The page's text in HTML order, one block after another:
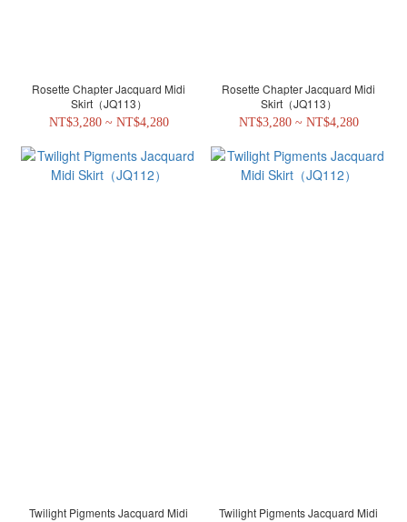
Rosette Chapter Jacquard Midi
Skirt（JQ113）
NT$3,280 ~ NT$4,280
Rosette Chapter Jacquard Midi
Skirt（JQ113）
NT$3,280 ~ NT$4,280
Twilight Pigments Jacquard Midi
Twilight Pigments Jacquard Midi